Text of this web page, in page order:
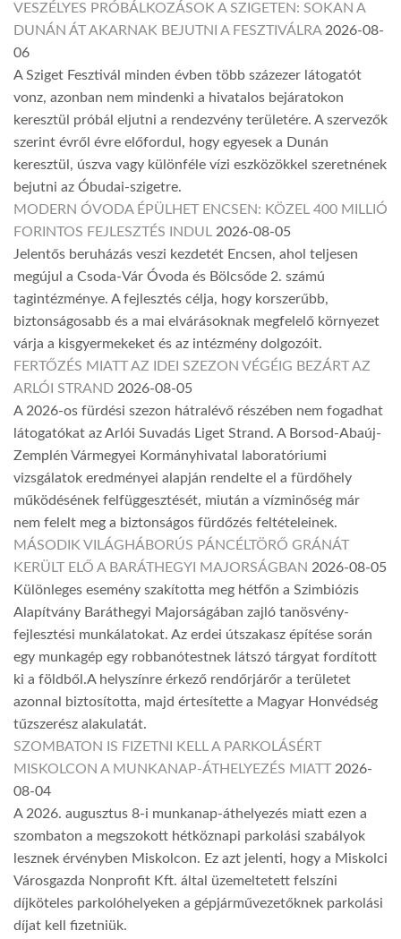
VESZÉLYES PRÓBÁLKOZÁSOK A SZIGETEN: SOKAN A
DUNÁN ÁT AKARNAK BEJUTNI A FESZTIVÁLRA 2026-08-
06
A Sziget Fesztivál minden évben több százezer látogatót
vonz, azonban nem mindenki a hivatalos bejáratokon
keresztül próbál eljutni a rendezvény területére. A szervezők
szerint évről évre előfordul, hogy egyesek a Dunán
keresztül, úszva vagy különféle vízi eszközökkel szeretnének
bejutni az Óbudai-szigetre.
MODERN ÓVODA ÉPÜLHET ENCSEN: KÖZEL 400 MILLIÓ
FORINTOS FEJLESZTÉS INDUL 2026-08-05
Jelentős beruházás veszi kezdetét Encsen, ahol teljesen
megújul a Csoda-Vár Óvoda és Bölcsőde 2. számú
tagintézménye. A fejlesztés célja, hogy korszerűbb,
biztonságosabb és a mai elvárásoknak megfelelő környezet
várja a kisgyermekeket és az intézmény dolgozóit.
FERTŐZÉS MIATT AZ IDEI SZEZON VÉGÉIG BEZÁRT AZ
ARLÓI STRAND 2026-08-05
A 2026-os fürdési szezon hátralévő részében nem fogadhat
látogatókat az Arlói Suvadás Liget Strand. A Borsod-Abaúj-
Zemplén Vármegyei Kormányhivatal laboratóriumi
vizsgálatok eredményei alapján rendelte el a fürdőhely
működésének felfüggesztését, miután a vízminőség már
nem felelt meg a biztonságos fürdőzés feltételeinek.
MÁSODIK VILÁGHÁBORÚS PÁNCÉLTÖRŐ GRÁNÁT
KERÜLT ELŐ A BARÁTHEGYI MAJORSÁGBAN 2026-08-05
Különleges esemény szakította meg hétfőn a Szimbiózis
Alapítvány Baráthegyi Majorságában zajló tanösvény-
fejlesztési munkálatokat. Az erdei útszakasz építése során
egy munkagép egy robbanótestnek látszó tárgyat fordított
ki a földből.A helyszínre érkező rendőrjárőr a területet
azonnal biztosította, majd értesítette a Magyar Honvédség
tűzszerész alakulatát.
SZOMBATON IS FIZETNI KELL A PARKOLÁSÉRT
MISKOLCON A MUNKANAP-ÁTHELYEZÉS MIATT 2026-
08-04
A 2026. augusztus 8-i munkanap-áthelyezés miatt ezen a
szombaton a megszokott hétköznapi parkolási szabályok
lesznek érvényben Miskolcon. Ez azt jelenti, hogy a Miskolci
Városgazda Nonprofit Kft. által üzemeltetett felszíni
díjköteles parkolóhelyeken a gépjárművezetőknek parkolási
díjat kell fizetniük.